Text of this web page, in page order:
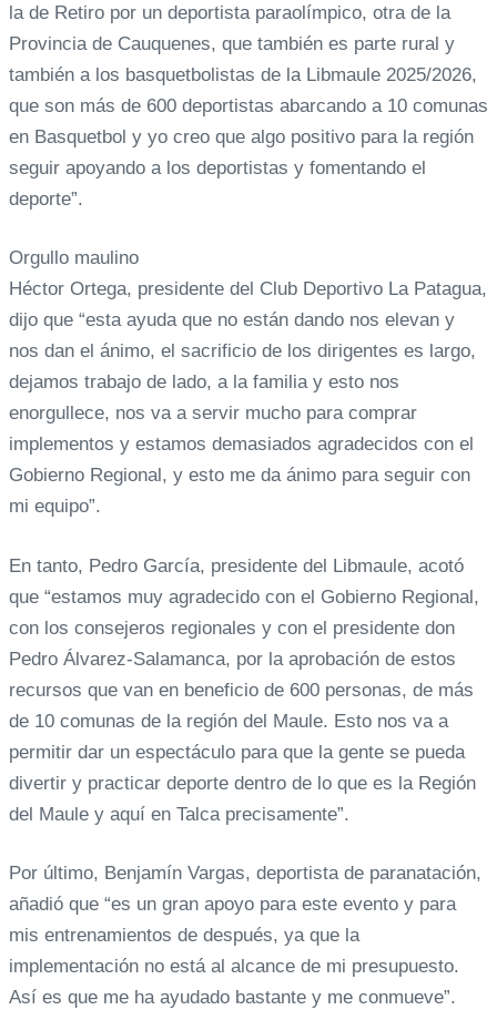
la de Retiro por un deportista paraolímpico, otra de la
Provincia de Cauquenes, que también es parte rural y
también a los basquetbolistas de la Libmaule 2025/2026,
que son más de 600 deportistas abarcando a 10 comunas
en Basquetbol y yo creo que algo positivo para la región
seguir apoyando a los deportistas y fomentando el
deporte”.
Orgullo maulino
Héctor Ortega, presidente del Club Deportivo La Patagua,
dijo que “esta ayuda que no están dando nos elevan y
nos dan el ánimo, el sacrificio de los dirigentes es largo,
dejamos trabajo de lado, a la familia y esto nos
enorgullece, nos va a servir mucho para comprar
implementos y estamos demasiados agradecidos con el
Gobierno Regional, y esto me da ánimo para seguir con
mi equipo”.
En tanto, Pedro García, presidente del Libmaule, acotó
que “estamos muy agradecido con el Gobierno Regional,
con los consejeros regionales y con el presidente don
Pedro Álvarez-Salamanca, por la aprobación de estos
recursos que van en beneficio de 600 personas, de más
de 10 comunas de la región del Maule. Esto nos va a
permitir dar un espectáculo para que la gente se pueda
divertir y practicar deporte dentro de lo que es la Región
del Maule y aquí en Talca precisamente”.
Por último, Benjamín Vargas, deportista de paranatación,
añadió que “es un gran apoyo para este evento y para
mis entrenamientos de después, ya que la
implementación no está al alcance de mi presupuesto.
Así es que me ha ayudado bastante y me conmueve”.